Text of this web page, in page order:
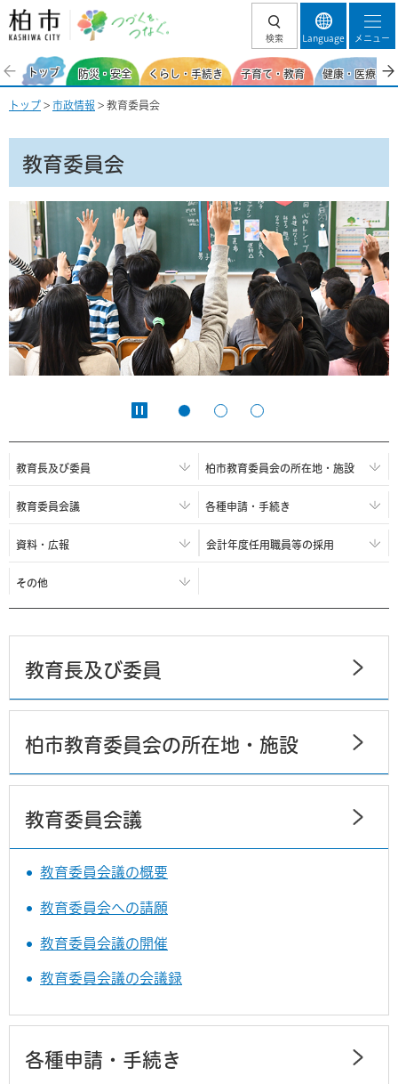
柏市 つづくを、
検索 Language メニュー
トップ 防災・安全 くらし・手続き 子育て・教育 健康・医療・
トップ > 市政情報 > 教育委員会
教育委員会
教育長及び委員 柏市教育委員会の所在地・施設
教育委員会議 各種申請・手続き
資料・広報 会計年度任用職員等の採用
その他
教育長及び委員
柏市教育委員会の所在地・施設
教育委員会議
教育委員会議の概要
教育委員会への請願
教育委員会議の開催
教育委員会議の会議録
各種申請・手続き